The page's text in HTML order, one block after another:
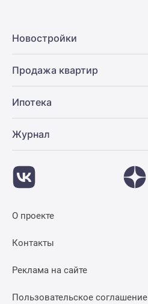
Новостройки
Продажа квартир
Ипотека
Журнал
О проекте
Контакты
Реклама на сайте
Пользовательское соглашение